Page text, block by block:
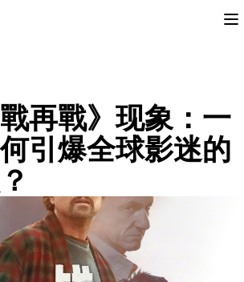
再戰》现象：一
引爆全球影迷的